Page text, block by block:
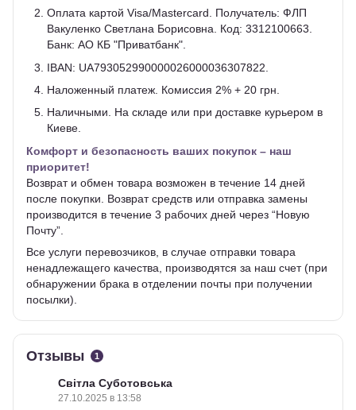
Оплата картой Visa/Mastercard. Получатель: ФЛП
Вакуленко Светлана Борисовна. Код: 3312100663.
Банк: АО КБ "Приватбанк".
IBAN: UA793052990000026000036307822.
Наложенный платеж. Комиссия 2% + 20 грн.
Наличными. На складе или при доставке курьером в
Киеве.
Комфорт и безопасность ваших покупок – наш
приоритет!
Возврат и обмен товара возможен в течение 14 дней
после покупки. Возврат средств или отправка замены
производится в течение 3 рабочих дней через “Новую
Почту”.
Все услуги перевозчиков, в случае отправки товара
ненадлежащего качества, производятся за наш счет (при
обнаружении брака в отделении почты при получении
посылки).
Отзывы 1
Світла Суботовська
27.10.2025 в 13:58